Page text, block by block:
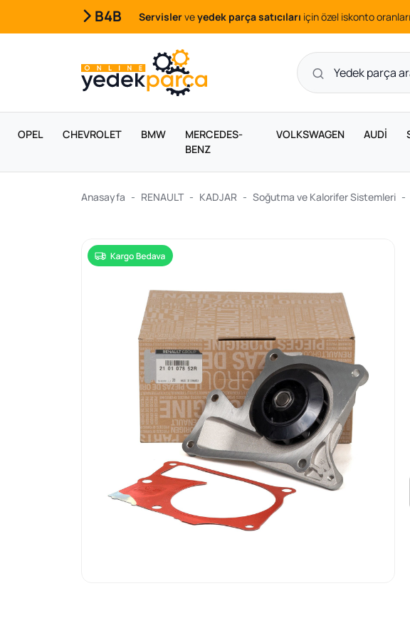
B4B Servislerveyedek parça satıcıları için özel iskonto
OPEL CHEVROLET BMW
MERCEDES-
BENZ
VOLKSWAGEN AUDİ
Anasayfa RENAULT KADJAR Soğutma ve Kalorifer Sistemleri